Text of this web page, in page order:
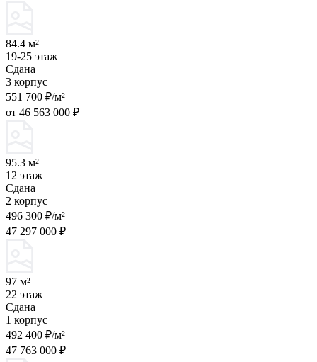
84.4 м²
19-25 этаж
Сдана
3 корпус
551 700 ₽/м²
от 46 563 000 ₽
95.3 м²
12 этаж
Сдана
2 корпус
496 300 ₽/м²
47 297 000 ₽
97 м²
22 этаж
Сдана
1 корпус
492 400 ₽/м²
47 763 000 ₽